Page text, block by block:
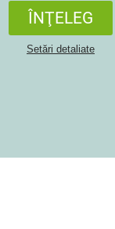
ÎNŢELEG
Setări detaliate